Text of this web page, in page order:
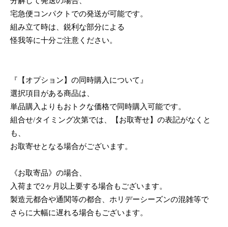
宅急便コンパクトでの発送が可能です。
組み立て時は、鋭利な部分による
怪我等に十分ご注意ください。
『【オプション】の同時購入について』
選択項目がある商品は、
単品購入よりもおトクな価格で同時購入可能です。
組合せ/タイミング次第では、【お取寄せ】の表記がなくと
も、
お取寄せとなる場合がございます。
《お取寄品》の場合、
入荷まで2ヶ月以上要する場合もございます。
製造元都合や通関等の都合、ホリデーシーズンの混雑等で
さらに大幅に遅れる場合もございます。